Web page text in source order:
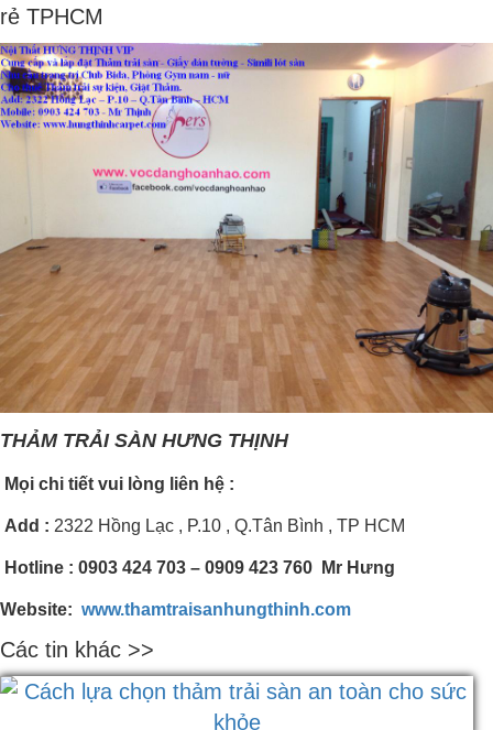
rẻ TPHCM
THẢM TRẢI SÀN HƯNG THỊNH
Mọi chi tiết vui lòng liên hệ :
Add : 2322 Hồng Lạc , P.10 , Q.Tân Bình , TP HCM
Hotline : 0903 424 703 – 0909 423 760 Mr Hưng
Website: www.thamtraisanhungthinh.com
Các tin khác >>